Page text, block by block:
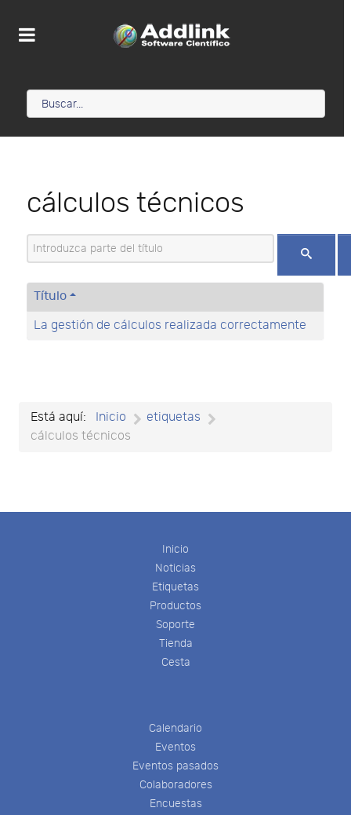
cálculos técnicos
Introduzca parte del título
Título
La gestión de cálculos realizada correctamente
Está aquí: Inicio
etiquetas
cálculos técnicos
Inicio
Noticias
Etiquetas
Productos
Soporte
Tienda
Cesta
Calendario
Eventos
Eventos pasados
Colaboradores
Encuestas